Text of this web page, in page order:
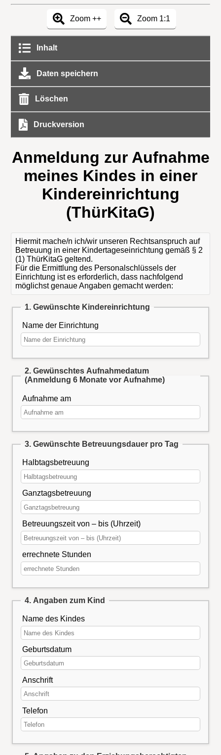
Zoom ++ Zoom 1:1
Inhalt
Daten speichern
Löschen
Druckversion
Anmeldung zur Aufnahme
meines Kindes in einer
Kindereinrichtung
(ThürKitaG)
Hiermit mache/n ich/wir unseren Rechtsanspruch auf
Betreuung in einer Kindertageseinrichtung gemäß § 2
(1) ThürKitaG geltend.
Für die Ermittlung des Personalschlüssels der
Einrichtung ist es erforderlich, dass nachfolgend
möglichst genaue Angaben gemacht werden:
1. Gewünschte Kindereinrichtung
Name der Einrichtung
2. Gewünschtes Aufnahmedatum
(Anmeldung 6 Monate vor Aufnahme)
Aufnahme am
3. Gewünschte Betreuungsdauer pro Tag
Halbtagsbetreuung
Ganztagsbetreuung
Betreuungszeit von – bis (Uhrzeit)
errechnete Stunden
4. Angaben zum Kind
Name des Kindes
Geburtsdatum
Anschrift
Telefon